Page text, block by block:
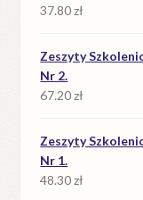
37.80zł
Zeszyty
Nr 2.
67.20zł
Zeszyty
Nr 1.
48.30zł